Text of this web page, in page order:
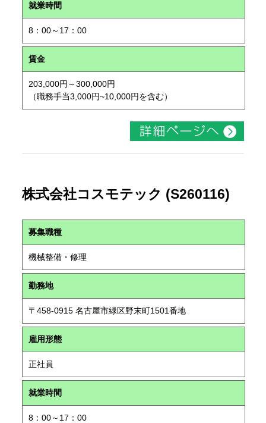
就業時間
8：00～17：00
賃金
203,000円～300,000円
（職務手当3,000円~10,000円を含む）
株式会社コスモテック (S260116)
募集職種
機械整備・修理
勤務地
〒458-0915 名古屋市緑区野末町1501番地
雇用形態
正社員
就業時間
8：00～17：00